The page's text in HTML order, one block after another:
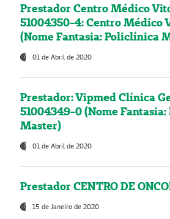
Prestador Centro Médico
51004350-4: Centro Médico
(Nome Fantasia: Policlínica
01 de Abril de 2020
Prestador: Vipmed Clínica
51004349-0 (Nome
Master)
01 de Abril de 2020
Prestador CENTRO DE
15 de Janeiro de 2020